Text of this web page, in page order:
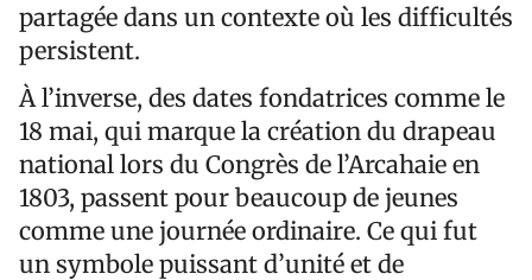
partagée dans un contexte où les difficultés
persistent.
À l’inverse, des dates fondatrices comme le
18 mai, qui marque la création du drapeau
national lors du Congrès de l’Arcahaie en
1803, passent pour beaucoup de jeunes
comme une journée ordinaire. Ce qui fut
un symbole puissant d’unité et de